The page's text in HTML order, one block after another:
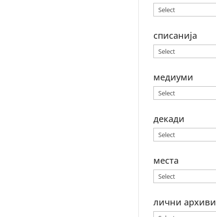
списанија
медиуми
декади
места
лични архиви